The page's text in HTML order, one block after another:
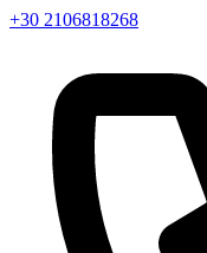
+30 2106818268